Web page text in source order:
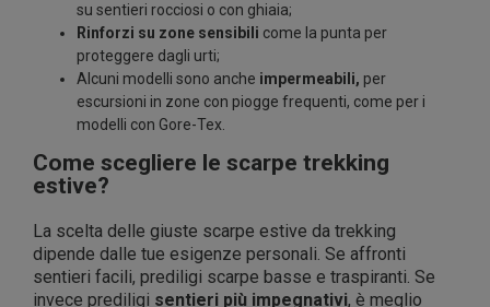
su sentieri rocciosi o con ghiaia;
Rinforzi su zone sensibili come la punta per
proteggere dagli urti;
Alcuni modelli sono anche impermeabili, per
escursioni in zone con piogge frequenti, come per i
modelli con Gore-Tex.
Come scegliere le scarpe trekking
estive?
La scelta delle giuste scarpe estive da trekking
dipende dalle tue esigenze personali. Se affronti
sentieri facili, prediligi scarpe basse e traspiranti. Se
invece prediligi sentieri più impegnativi, è meglio